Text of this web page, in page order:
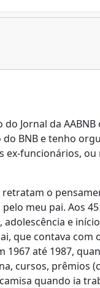
Jornal da
BNB e tenho
ex-funcionários, ou
o
meu pai. Aos
e
que contava com
1967 até 1987,
cursos, prêmios
quando ia